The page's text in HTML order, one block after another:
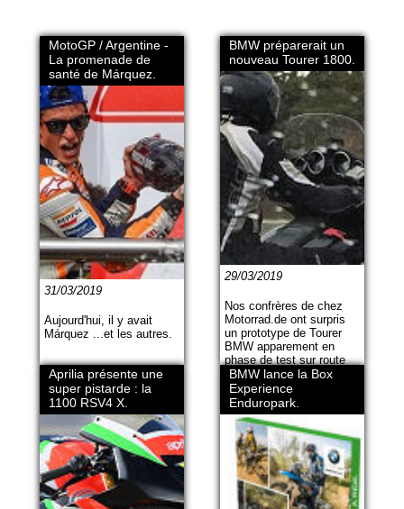
MotoGP / Argentine -
La promenade de
santé de Márquez.
31/03/2019
Aujourd'hui, il y avait
Márquez ...et les autres.
BMW préparerait un
nouveau Tourer 1800.
29/03/2019
Nos confrères de chez
Motorrad.de ont surpris
un prototype de Tourer
BMW apparement en
phase de test sur route
ouverte. Avec ses
énormes culasses, il
semble bien que ce soit
le nouveau moteur 1800
qui soit à bord.
Aprilia présente une
super pistarde : la
1100 RSV4 X.
BMW lance la Box
Experience
Enduropark.